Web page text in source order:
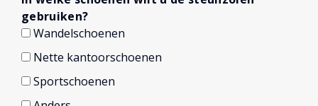
gebruiken?
Wandelschoenen
Nette kantoorschoenen
Sportschoenen